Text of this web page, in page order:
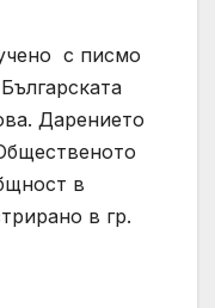
с писмо
Дарението
в
в гр.